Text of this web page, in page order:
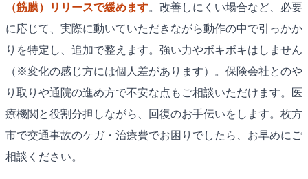
（筋膜）リリースで緩めます。改善しにくい場合など、必要
に応じて、実際に動いていただきながら動作の中で引っかか
りを特定し、追加で整えます。強い力やボキボキはしません
（※変化の感じ方には個人差があります）。保険会社とのや
り取りや通院の進め方で不安な点もご相談いただけます。医
療機関と役割分担しながら、回復のお手伝いをします。枚方
市で交通事故のケガ・治療費でお困りでしたら、お早めにご
相談ください。